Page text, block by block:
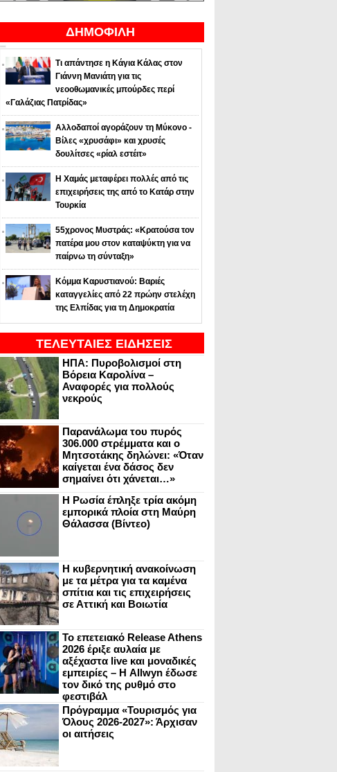
ΔΗΜΟΦΙΛΗ
Τι απάντησε η Κάγια Κάλας στον
Γιάννη Μανιάτη για τις
νεοοθωμανικές μπούρδες περί
«Γαλάζιας Πατρίδας»
Αλλοδαποί αγοράζουν τη Μύκονο -
Βίλες «χρυσάφι» και χρυσές
δουλίτσες «ρίαλ εστέιτ»
Η Χαμάς μεταφέρει πολλές από τις
επιχειρήσεις της από το Κατάρ στην
Τουρκία
55χρονος Μυστράς: «Κρατούσα τον
πατέρα μου στον καταψύκτη για να
παίρνω τη σύνταξη»
Κόμμα Καρυστιανού: Βαριές
καταγγελίες από 22 πρώην στελέχη
της Ελπίδας για τη Δημοκρατία
ΤΕΛΕΥΤΑΙΕΣ ΕΙΔΗΣΕΙΣ
ΗΠΑ: Πυροβολισμοί στη
Βόρεια Καρολίνα –
Αναφορές για πολλούς
νεκρούς
Παρανάλωμα του πυρός
306.000 στρέμματα και ο
Μητσοτάκης δηλώνει: «Όταν
καίγεται ένα δάσος δεν
σημαίνει ότι χάνεται…»
Η Ρωσία έπληξε τρία ακόμη
εμπορικά πλοία στη Μαύρη
Θάλασσα (Βίντεο)
Η κυβερνητική ανακοίνωση
με τα μέτρα για τα καμένα
σπίτια και τις επιχειρήσεις
σε Αττική και Βοιωτία
Το επετειακό Release Athens
2026 έριξε αυλαία με
αξέχαστα live και μοναδικές
εμπειρίες – Η Allwyn έδωσε
τον δικό της ρυθμό στο
φεστιβάλ
Πρόγραμμα «Τουρισμός για
Όλους 2026-2027»: Άρχισαν
οι αιτήσεις